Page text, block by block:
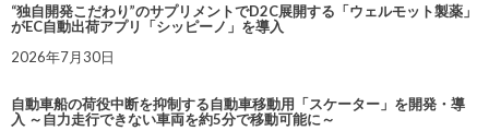
“独自開発こだわり”のサプリメントでD2C展開する「ウェルモット製薬」
がEC自動出荷アプリ「シッピーノ」を導入
2026年7月30日
自動車船の荷役中断を抑制する自動車移動用「スケーター」を開発・導
入 ～自力走行できない車両を約5分で移動可能に～